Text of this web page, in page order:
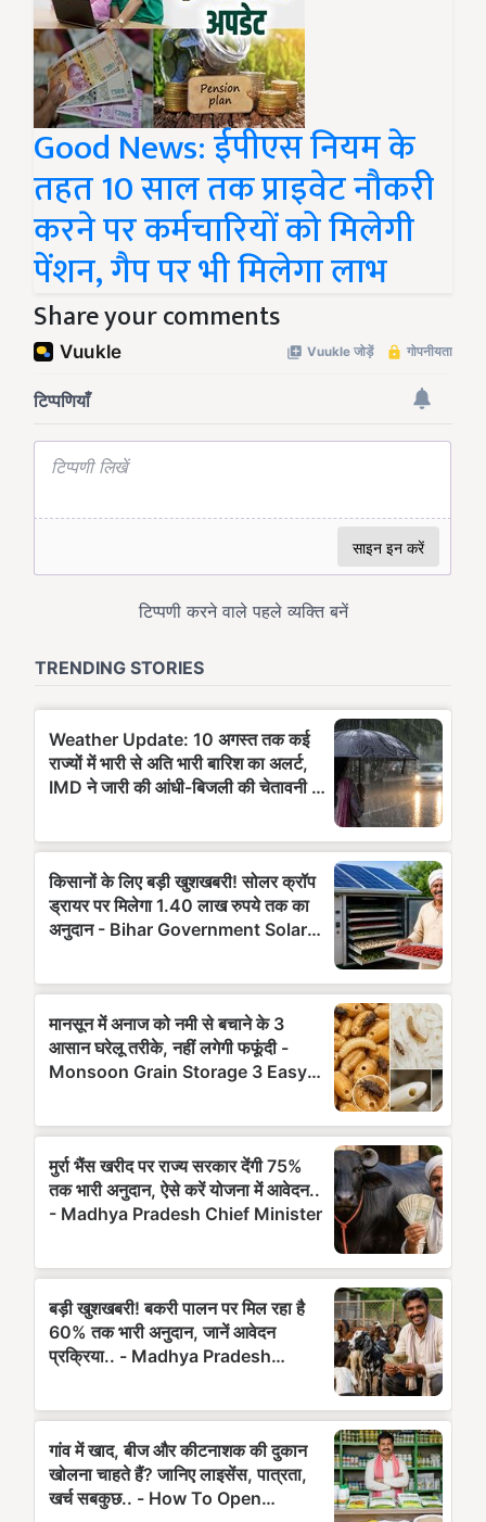
Good News: ईपीएस नियम के
तहत 10 साल तक प्राइवेट नौकरी
करने पर कर्मचारियों को मिलेगी
पेंशन, गैप पर भी मिलेगा लाभ
Share your comments